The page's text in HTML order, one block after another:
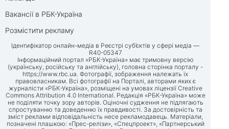
Вакансії в РБК-Україна
Розмістити рекламу
Ідентифікатор онлайн-медіа в Реєстрі суб’єктів у сфері медіа —
R40-05347
Інформаційний портал «РБК-Україна» має тримовну версію
(українську, російську та англійську), головна сторінка порталу -
https://www.rbc.ua. Фотографії, зображення належать їх
правовласникам. Всі фотографії на Порталі, авторами яких є
журналісти «РБК-Україна», розміщені на умовах ліцензії Creative
Commons Attribution 4.0 International. Редакція «РБК-Україна» може
не поділяти точку зору авторів. Оціночні судження не підлягають
спростуванню та доведенню їх правдивості. За достовірність та
зміст реклами відповідальність несе рекламодавець. Матеріали,
позначені плашкою: «Прес-релізи», «Спецпроект», «Партнерський